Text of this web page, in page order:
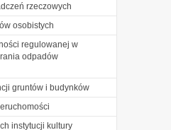
rzeczowych
osobistych
regulowanej w
odpadów
gruntów i budynków
instytucji kultury